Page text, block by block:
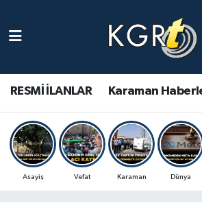
RESMİ İLANLAR Karaman
Asayiş Vefat Karaman Dünya
Gündem Haberleri
Güncel Haberler
Spor Haberleri